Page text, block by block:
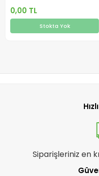
0,00 TL
Stokta Yok
Siparişleriniz en